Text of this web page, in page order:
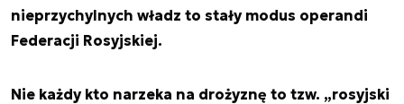
nieprzychylnych władz to stały modus operandi
Federacji Rosyjskiej.
Nie każdy kto narzeka na drożyznę to tzw. „rosyjski